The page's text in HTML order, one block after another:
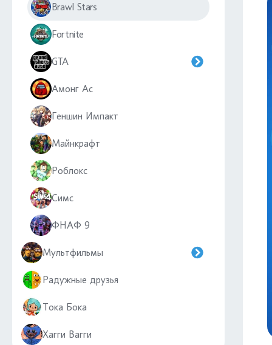
Brawl Stars
Fortnite
GTA
Амонг Ас
Геншин Импакт
Майнкрафт
Роблокс
Симс
ФНАФ 9
Мультфильмы
Радужные друзья
Тока Бока
Хагги Вагги